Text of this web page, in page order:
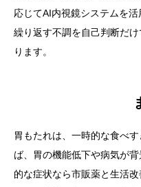
応じてAI内視鏡システムを活
繰り返す不調を自己判断だ
ります。
胃もたれは、一時的な食べ
ば、胃の機能低下や病気が
的な症状なら市販薬と生活